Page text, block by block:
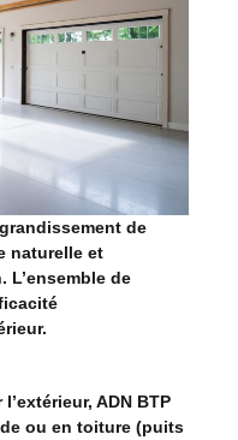
de
naturelle et
de
ADN BTP
ou en toiture (puits